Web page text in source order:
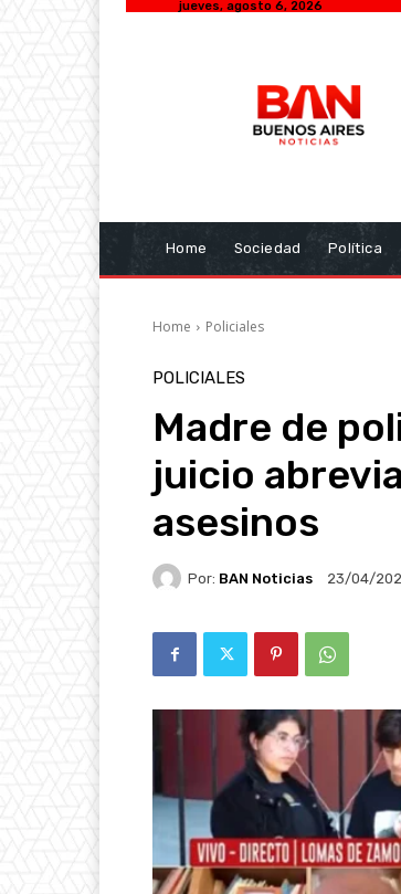
jueves, agosto 6, 2026
Home Sociedad Política
Home Policiales
POLICIALES
Madre de
juicio
asesinos
Por: BAN Noticias 23/04/